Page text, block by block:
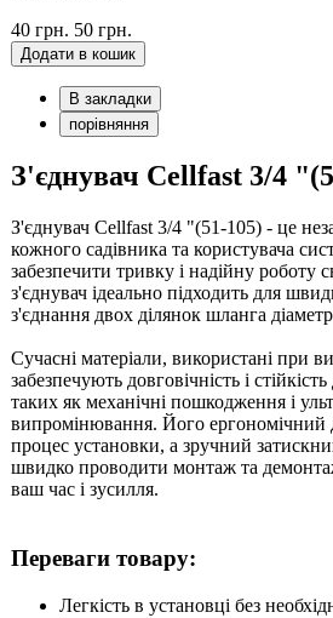
40 грн. 50 грн.
Додати в кошик
В закладки
порівняння
З'єднувач Cellfast 3/4
З'єднувач Cellfast 3/4 "(51-105) - це
кожного садівника та користувача
забезпечити тривку і надійну роботу
з'єднувач ідеально підходить для
з'єднання двох ділянок шланга
Сучасні матеріали, використані при
забезпечують довговічність і
таких як механічні пошкодження і
випромінювання. Його ергономічний
процес установки, а зручний
швидко проводити монтаж та
ваш час і зусилля.
Переваги товару:
Легкість в установці без